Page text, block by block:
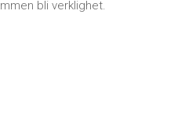
bli verklighet.